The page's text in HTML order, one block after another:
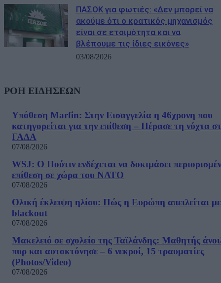
ΠΑΣΟΚ για φωτιές: «Δεν μπορεί να
ακούμε ότι ο κρατικός μηχανισμός
είναι σε ετοιμότητα και να
βλέπουμε τις ίδιες εικόνες»
03/08/2026
ΡΟΗ ΕΙΔΗΣΕΩΝ
Υπόθεση Marfin: Στην Εισαγγελία η 46χρονη που
κατηγορείται για την επίθεση – Πέρασε τη νύχτα
ΓΑΔΑ
07/08/2026
WSJ: Ο Πούτιν ενδέχεται να δοκιμάσει
επίθεση σε χώρα του ΝΑΤΟ
07/08/2026
Ολική έκλειψη ηλίου: Πώς η Ευρώπη απειλείται με
blackout
07/08/2026
Μακελειό σε σχολείο της Ταϊλάνδης: Μαθητής
πυρ και αυτοκτόνησε – 6 νεκροί, 15 τραυματίες
(Photos/Video)
07/08/2026